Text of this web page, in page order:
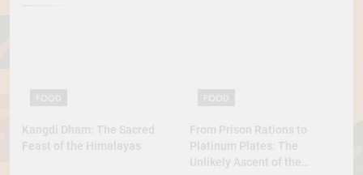
Kangdi Dham: The Sacred
Feast of the Himalayas
From Prison Rations to
Platinum Plates: The
Unlikely Ascent of the